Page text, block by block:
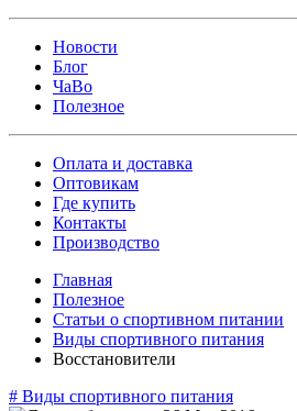
Новости
Блог
ЧаВо
Полезное
Оплата и доставка
Оптовикам
Где купить
Контакты
Производство
Главная
Полезное
Статьи о спортивном питании
Виды спортивного питания
Восстановители
# Виды спортивного питания